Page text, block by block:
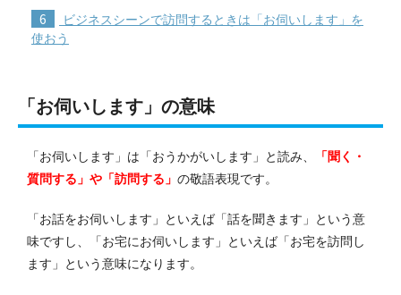
6
ビジネスシーンで訪問するときは「お伺いします」を
使おう
「お伺いします」の意味
「お伺いします」は「おうかがいします」と読み、
「聞く・
質問する」や「訪問する」 の敬語表現です。
「お話をお伺いします」といえば「話を聞きます」という意
味ですし、「お宅にお伺いします」といえば「お宅を訪問し
ます」という意味になります。